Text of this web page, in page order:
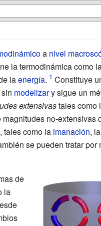
a nivel
la termodinámica como
laenergía. Constituye
modelizary sigue un
extensivastales como
no-extensivas
tales como la imanación, la
se pueden tratar por
de
la